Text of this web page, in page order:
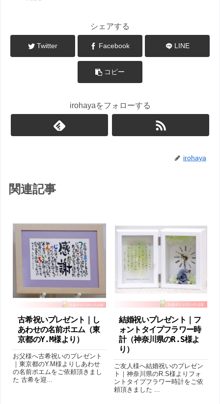
シェアする
Twitter Facebook LINE
コピー
irohayaをフォローする
irohaya
関連記事
古希祝いプレゼント｜し
あわせの名前ポエム（東
京都のY.M様より ）
お父様へ古希祝いのプレゼント
｜東京都のY.M様よりしあわせ
の名前ポエムをご依頼頂きまし
た 古希を迎...
結婚祝いプレゼント｜フ
ォントタイプフラワー時
計（神奈川県のR.S様よ
り ）
ご友人様へ結婚祝いのプレゼン
ト｜神奈川県のR.S様よりフォ
ントタイプフラワー時計をご依
頼頂きました ...